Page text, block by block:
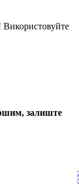
Використовуйте
залиште